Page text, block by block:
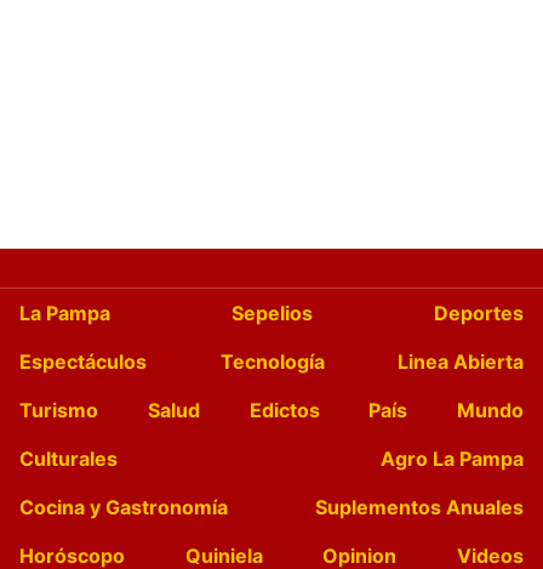
La Pampa Sepelios
Deportes
Espectáculos
Tecnología
Linea Abierta
Turismo
Salud Edictos País
Mundo
Culturales
Agro La Pampa
Cocina y Gastronomía
Suplementos Anuales
Horóscopo
Quiniela Opinion
Videos